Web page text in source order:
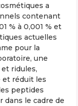
a
contenant
% à 0,001 % et
actuelles
pour la
une
ridules,
et réduit les
peptides
le cadre de